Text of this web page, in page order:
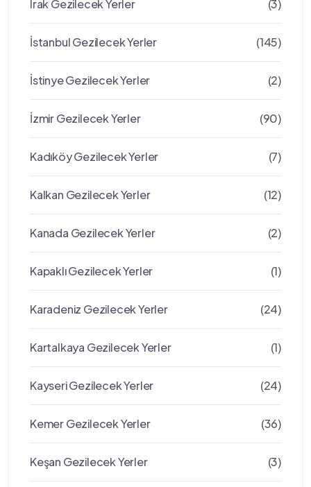
Irak Gezilecek Yerler (3)
İstanbul Gezilecek Yerler (145)
İstinye Gezilecek Yerler (2)
İzmir Gezilecek Yerler (90)
Kadıköy Gezilecek Yerler (7)
Kalkan Gezilecek Yerler (12)
Kanada Gezilecek Yerler (2)
Kapaklı Gezilecek Yerler (1)
Karadeniz Gezilecek Yerler (24)
Kartalkaya Gezilecek Yerler (1)
Kayseri Gezilecek Yerler (24)
Kemer Gezilecek Yerler (36)
Keşan Gezilecek Yerler (3)